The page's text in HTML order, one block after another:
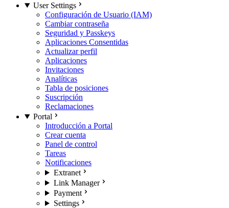
User Settings
Configuración de Usuario (IAM)
Cambiar contraseña
Seguridad y Passkeys
Aplicaciones Consentidas
Actualizar perfil
Aplicaciones
Invitaciones
Analíticas
Tabla de posiciones
Suscripción
Reclamaciones
Portal
Introducción a Portal
Crear cuenta
Panel de control
Tareas
Notificaciones
Extranet
Link Manager
Payment
Settings